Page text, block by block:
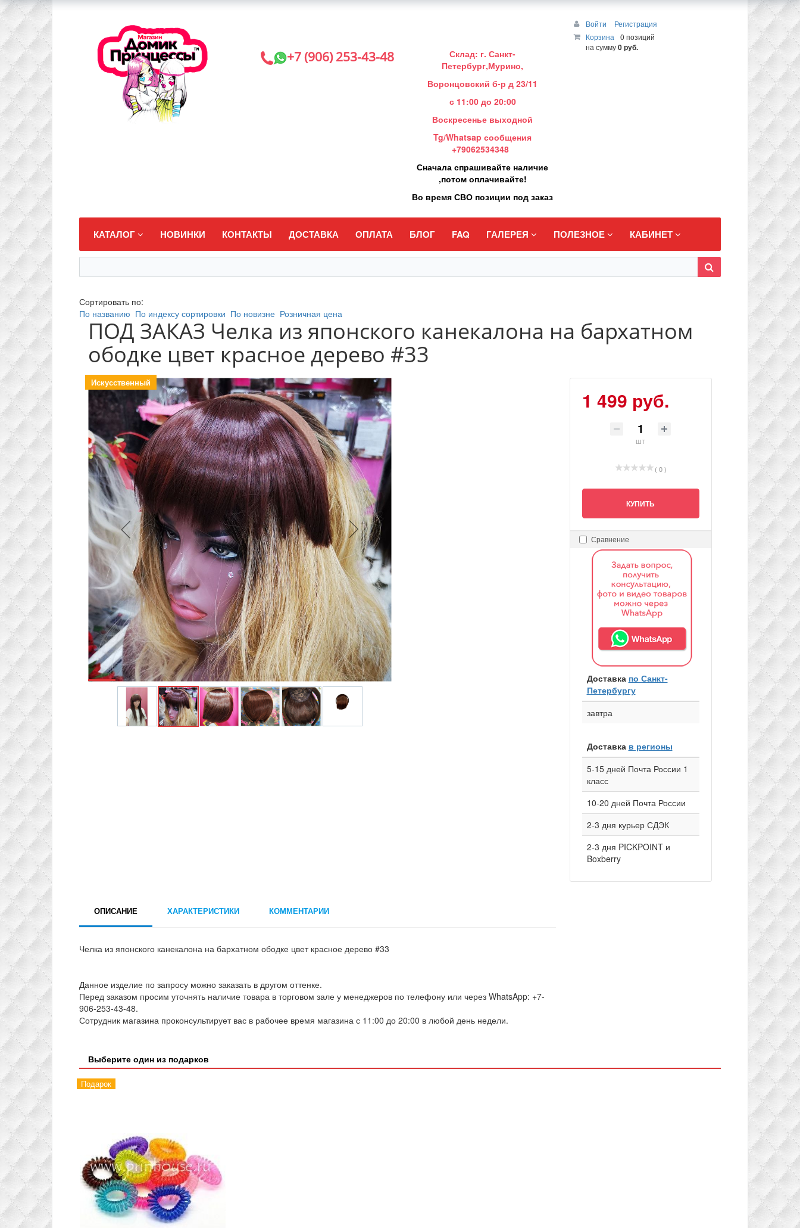
+7 (906) 253-43-48
Склад: г. Санкт-
Петербург,Мурино,
Воронцовский б-р д 23/11
с 11:00 до 20:00
Воскресенье выходной
Tg/Whatsap сообщения
+79062534348
Сначала спрашивайте наличие
,потом оплачивайте!
Во время СВО позиции под заказ
Войти
Регистрация
Корзина
0 позиций
на сумму0 руб.
КАТАЛОГ НОВИНКИ КОНТАКТЫ ДОСТАВКА ОПЛАТА БЛОГ FAQ ГАЛЕРЕЯ ПОЛЕЗНОЕ КАБИНЕТ
Сортировать по:
По названию По индексу сортировки По новизне Розничная цена
ПОД ЗАКАЗ Челка из японского канекалона на бархатном
ободке цвет красное дерево #33
Искусственный
1 499 руб.
шт
( 0 )
КУПИТЬ
Сравнение
Доставка по Санкт-
Петербургу
завтра
Доставка в регионы
5-15 дней Почта России 1
класс
10-20 дней Почта России
2-3 дня курьер СДЭК
2-3 дня PICKPOINT и
Boxberry
ОПИСАНИЕ ХАРАКТЕРИСТИКИ КОММЕНТАРИИ
Челка из японского канекалона на бархатном ободке цвет красное дерево #33
Данное изделие по запросу можно заказать в другом оттенке.
Перед заказом просим уточнять наличие товара в торговом зале у менеджеров по телефону или через WhatsApp: +7-
906-253-43-48.
Сотрудник магазина проконсультирует вас в рабочее время магазина с 11:00 до 20:00 в любой день недели.
Выберите один из подарков
Подарок